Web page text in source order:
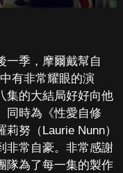
一季，摩爾戴幫自
有非常耀眼的演
集的大結局好好向他
同時為《性愛自修
努（Laurie Nunn）
非常自豪。非常感謝
隊為了每一集的製作